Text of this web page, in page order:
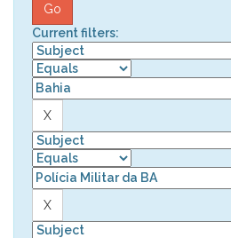
Current filters: